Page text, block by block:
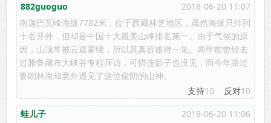
882guoguo
2018-06-20 11:07
南迦巴瓦峰海拔7782米，位于西藏林芝地区，虽然海拔只排到
十名开外，但却是中国十大最美山峰排名第一。由于气候的原
因，山顶常被云遮雾绕，所以其真容难得一见。两年前曾经去
过雅鲁藏布大峡谷专程拜访，可惜连影子也没见，而今年路过
鲁朗林海却意外遇见了这位俊朗的山神。
支持10 反对10
蛙儿子
2018-06-20 11:06